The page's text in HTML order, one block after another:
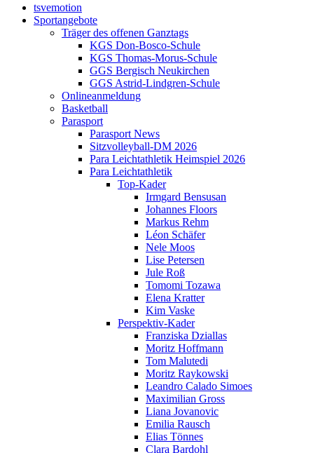
tsvemotion
Sportangebote
Träger des offenen Ganztags
KGS Don-Bosco-Schule
KGS Thomas-Morus-Schule
GGS Bergisch Neukirchen
GGS Astrid-Lindgren-Schule
Onlineanmeldung
Basketball
Parasport
Parasport News
Sitzvolleyball-DM 2026
Para Leichtathletik Heimspiel 2026
Para Leichtathletik
Top-Kader
Irmgard Bensusan
Johannes Floors
Markus Rehm
Léon Schäfer
Nele Moos
Lise Petersen
Jule Roß
Tomomi Tozawa
Elena Kratter
Kim Vaske
Perspektiv-Kader
Franziska Dziallas
Moritz Hoffmann
Tom Malutedi
Moritz Raykowski
Leandro Calado Simoes
Maximilian Gross
Liana Jovanovic
Emilia Rausch
Elias Tönnes
Clara Bardohl